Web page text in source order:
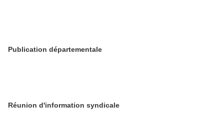
Publication départementale
Réunion d'information syndicale